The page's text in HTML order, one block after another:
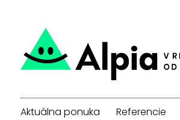
Aktuálna ponuka Referencie